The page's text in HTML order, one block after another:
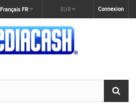
Connexion
EUR
Français FR